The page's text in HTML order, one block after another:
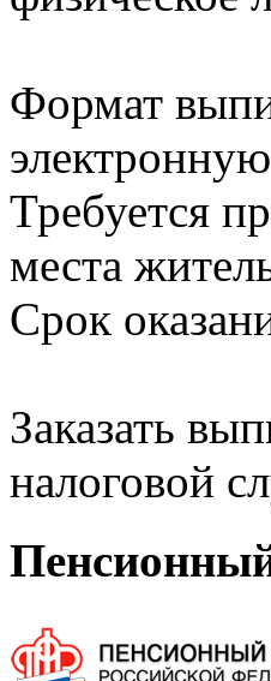
Формат
Требуется
места
Срок
Заказать
налоговой